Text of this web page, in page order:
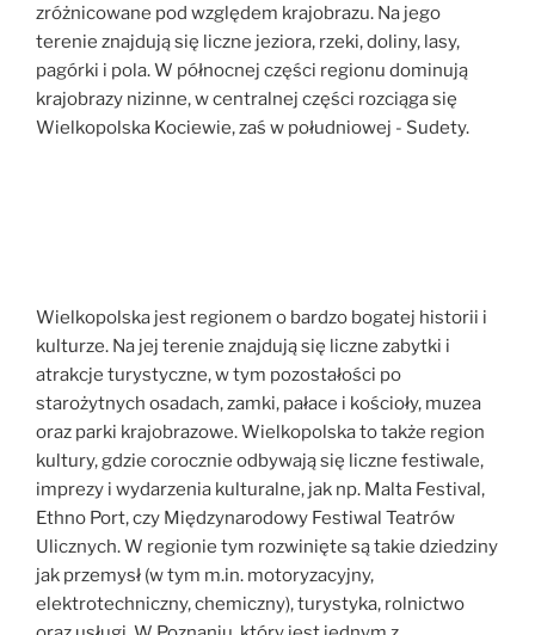
zróżnicowane pod względem krajobrazu. Na jego
terenie znajdują się liczne jeziora, rzeki, doliny, lasy,
pagórki i pola. W północnej części regionu dominują
krajobrazy nizinne, w centralnej części rozciąga się
Wielkopolska Kociewie, zaś w południowej - Sudety.
Wielkopolska jest regionem o bardzo bogatej historii i
kulturze. Na jej terenie znajdują się liczne zabytki i
atrakcje turystyczne, w tym pozostałości po
starożytnych osadach, zamki, pałace i kościoły, muzea
oraz parki krajobrazowe. Wielkopolska to także region
kultury, gdzie corocznie odbywają się liczne festiwale,
imprezy i wydarzenia kulturalne, jak np. Malta Festival,
Ethno Port, czy Międzynarodowy Festiwal Teatrów
Ulicznych. W regionie tym rozwinięte są takie dziedziny
jak przemysł (w tym m.in. motoryzacyjny,
elektrotechniczny, chemiczny), turystyka, rolnictwo